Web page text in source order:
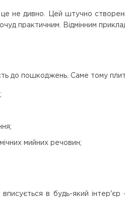
не дивно. Цей штучно
практичним. Відмінним
до пошкоджень. Саме тому
мийних речовин;
в будь-який